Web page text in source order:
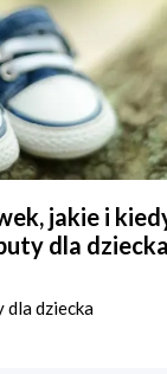
jakie i
dla dziecka
dla dziecka